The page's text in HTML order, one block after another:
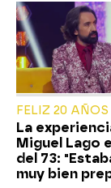
FELIZ 20
La
Miguel Lago
del 73:
muy bien